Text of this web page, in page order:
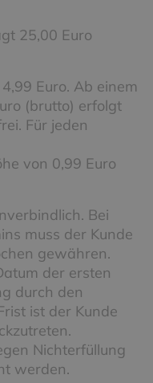
25,00 Euro
Euro. Ab einem
(brutto) erfolgt
Für jeden
von 0,99 Euro
Bei
muss der Kunde
gewähren.
der ersten
durch den
ist der Kunde
Nichterfüllung
werden.